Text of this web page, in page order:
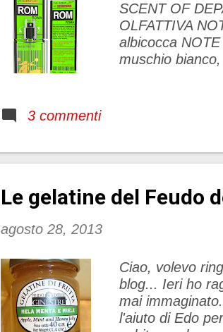
SCENT OF
OLFATTIVA
albicocca
muschio
l'atmosfera di
suggestivo di
“Eternal City”,
3 commenti
Le gelatine del Feudo
agosto 28, 2013
Ciao, volevo
blog... Ieri ho
mai
l'aiuto di Edo